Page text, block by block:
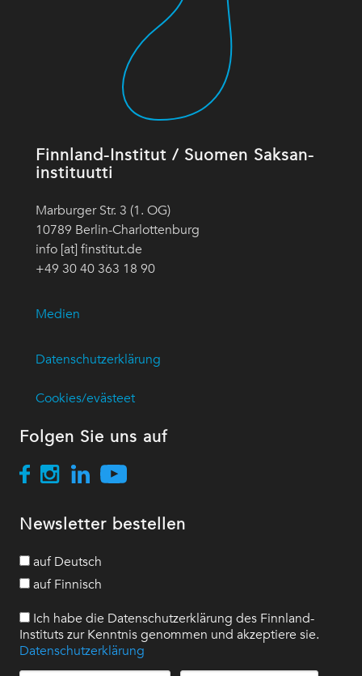
Finnland-Institut / Suomen Saksan-
instituutti
Marburger Str. 3 (1. OG)
10789 Berlin-Charlottenburg
info [at] finstitut.de
+49 30 40 363 18 90
Medien
Datenschutzerklärung
Cookies/evästeet
Folgen Sie uns auf
Newsletter bestellen
auf Deutsch
auf Finnisch
Ich habe die Datenschutzerklärung des Finnland-
Instituts zur Kenntnis genommen und akzeptiere sie.
Datenschutzerklärung